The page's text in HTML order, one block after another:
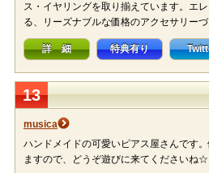
ス・イヤリングを取り揃えています。エ
る、リーズナブルな価格のアクセサリーづ
詳 細 特典有り
13
musica
ハンドメイドの可愛いピアス屋さんです
ますので、どうぞ遊びに来てくださいね☆